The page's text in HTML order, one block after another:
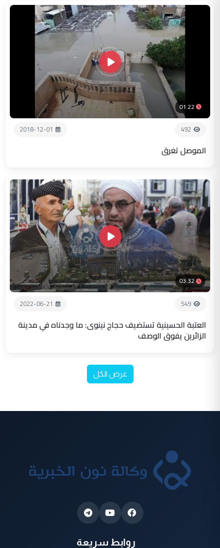
01:22
492
2018-12-01
الموصل تغرق
03:32
549
2022-06-21
العتبة الحسينية تستضيف حجاج نينوى: ما وجدناه في مدينة
الزائرين يفوق الوصف
عرض الكل
روابط سريعة